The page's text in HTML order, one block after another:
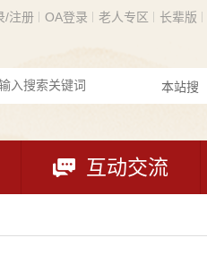
/注册 OA登录 老人专区 长辈版
互动交流